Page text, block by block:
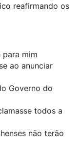
reafirmando os
para mim
ao anunciar
Governo do
todos a
não terão